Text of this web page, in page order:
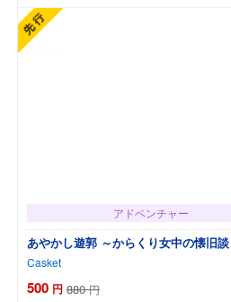
アドベンチャー
あやかし遊郭 ～からくり女中の懐旧
Casket
500 円 880 円